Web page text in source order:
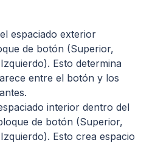
espaciado exterior
de botón (Superior,
Esto determina
entre el botón y los
interior dentro del
de botón (Superior,
Esto crea espacio